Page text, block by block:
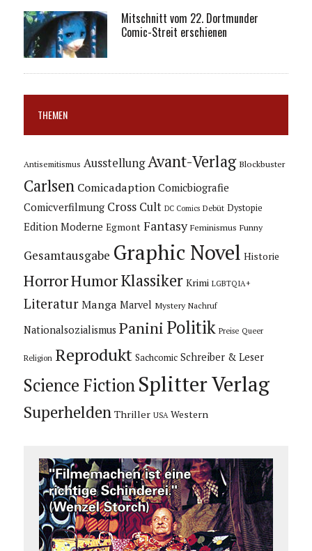
Mitschnitt vom 22. Dortmunder
Comic-Streit erschienen
THEMEN
Antisemitismus Ausstellung Avant-Verlag Blockbuster
Carlsen Comicadaption Comicbiografie
Comicverfilmung Cross Cult DC Comics Debüt Dystopie
Edition Moderne Egmont Fantasy Feminismus Funny
Gesamtausgabe Graphic Novel Historie
HorrorHumorKlassiker Krimi LGBTQIA+
Literatur Manga Marvel Mystery Nachruf
Nationalsozialismus Panini Politik Preise Queer
Religion Reprodukt Sachcomic Schreiber & Leser
Science Fiction Splitter Verlag
Superhelden Thriller USA Western